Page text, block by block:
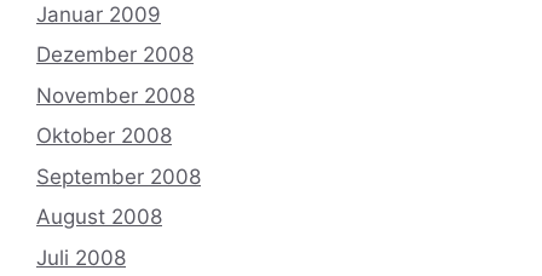
Januar 2009
Dezember 2008
November 2008
Oktober 2008
September 2008
August 2008
Juli 2008